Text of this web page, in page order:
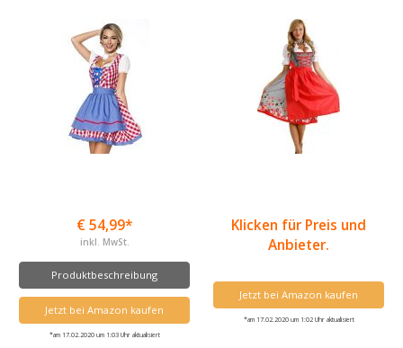
€ 54,99*
inkl. MwSt.
Produktbeschreibung
Jetzt bei Amazon kaufen
*am 17.02.2020 um 1:03 Uhr aktualisiert
Klicken für Preis und
Anbieter.
Jetzt bei Amazon kaufen
*am 17.02.2020 um 1:02 Uhr aktualisiert